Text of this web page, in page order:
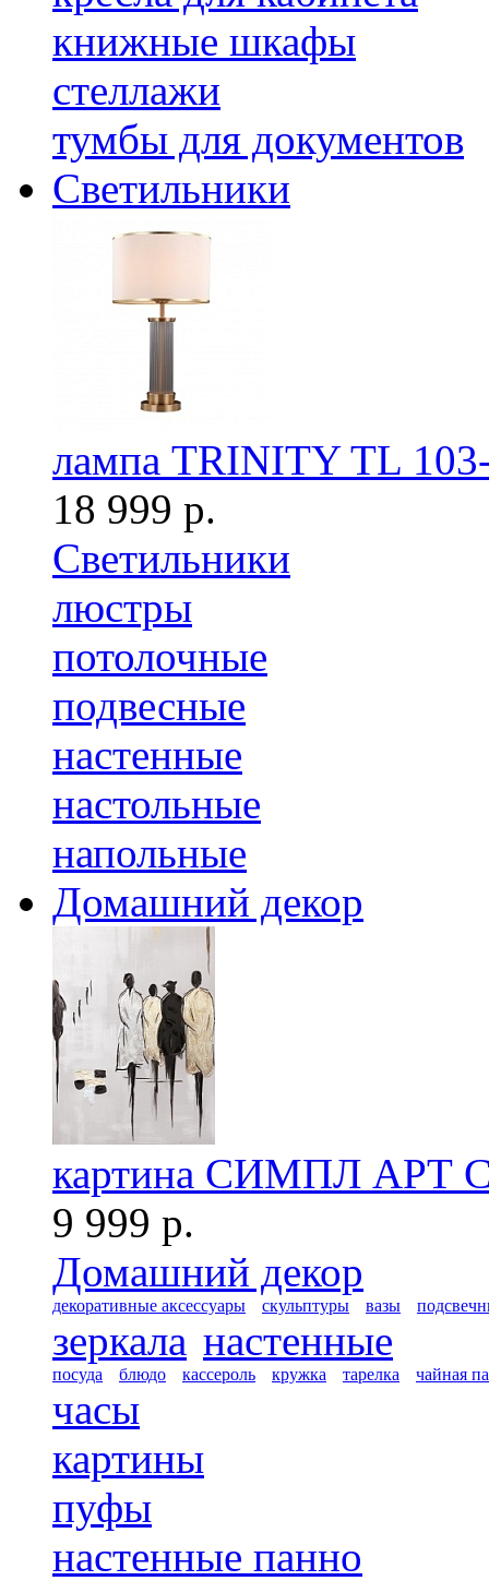
книжные шкафы
стеллажи
тумбы для документов
Светильники
лампа TRINITY TL
18 999 р.
Светильники
люстры
потолочные
подвесные
настенные
настольные
напольные
Домашний декор
картина СИМПЛ АРТ
9 999 р.
Домашний декор
декоративные аксессуары скульптуры вазы
зеркала настенные
посуда блюдо кассероль кружка тарелка чайная
часы
картины
пуфы
настенные панно